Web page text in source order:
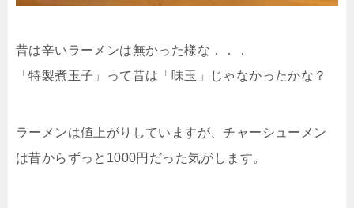
昔は辛いラーメンは無かった様な．．．
「特製煮玉子」って昔は「味玉」じゃなかったかな？
ラーメンは値上がりしていますが、チャーシューメン
は昔からずっと1000円だった気がします。